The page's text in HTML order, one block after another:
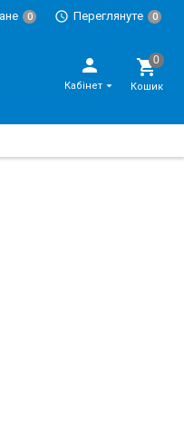
0 Переглянуте 0
Кабінет Кошик